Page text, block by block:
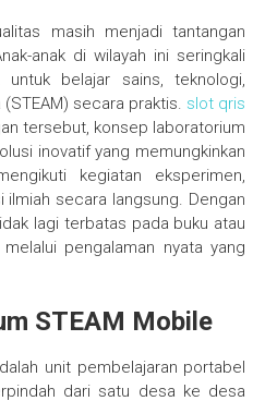
masih menjadi tantangan
anak di wilayah ini seringkali
untuk belajar sains, teknologi,
secara praktis. slot qris
tersebut, konsep laboratorium
inovatif yang memungkinkan
kegiatan eksperimen,
secara langsung. Dengan
lagi terbatas pada buku atau
pengalaman nyata yang
STEAM Mobile
unit pembelajaran portabel
dari satu desa ke desa